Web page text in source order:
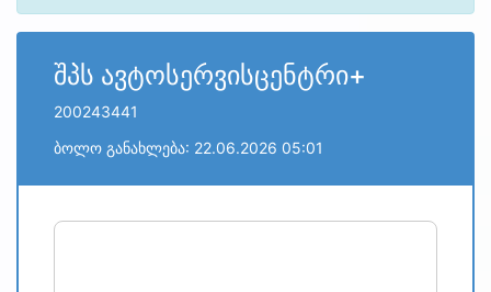
შპს ავტოსერვისცენტრი+
200243441
ბოლო განახლება: 22.06.2026 05:01